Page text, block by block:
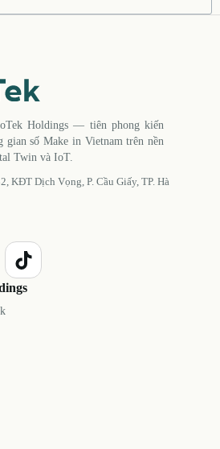
Holdings — tiên phong kiến
gian số Make in Vietnam trên nền
Twin và IoT.
KĐT Dịch Vọng, P. Cầu Giấy, TP. Hà